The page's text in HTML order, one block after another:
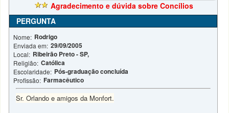
Agradecimento e dúvida sobre Concílios
PERGUNTA
Nome: Rodrigo
Enviada em: 29/09/2005
Local: Ribeirão Preto - SP,
Religião: Católica
Escolaridade: Pós-graduação concluída
Profissão: Farmacêutico
Sr. Orlando e amigos da Monfort.